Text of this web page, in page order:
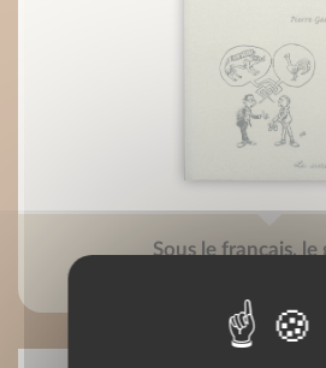
Sous le français, le